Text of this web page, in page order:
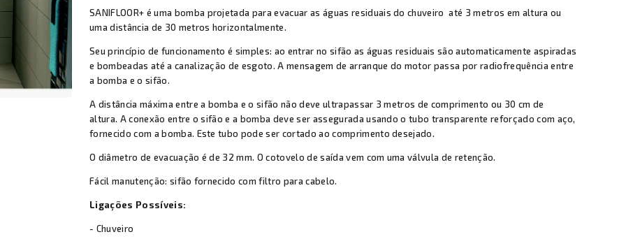
SANIFLOOR+ é uma bomba projetada para evacuar as águas residuais do chuveiro até 3 metros em altura ou
uma distância de 30 metros horizontalmente.
Seu princípio de funcionamento é simples: ao entrar no sifão as águas residuais são automaticamente aspiradas
e bombeadas até a canalização de esgoto. A mensagem de arranque do motor passa por radiofrequência entre
a bomba e o sifão.
A distância máxima entre a bomba e o sifão não deve ultrapassar 3 metros de comprimento ou 30 cm de
altura. A conexão entre o sifão e a bomba deve ser assegurada usando o tubo transparente reforçado com aço,
fornecido com a bomba. Este tubo pode ser cortado ao comprimento desejado.
O diâmetro de evacuação é de 32 mm. O cotovelo de saída vem com uma válvula de retenção.
Fácil manutenção: sifão fornecido com filtro para cabelo.
Ligações Possíveis:
- Chuveiro